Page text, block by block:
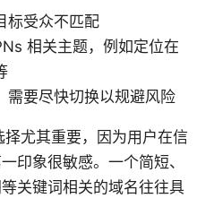
标受众不匹配
相关主题，例如定位在
需要尽快切换以规避风险
尤其重要，因为用户在信
印象很敏感。一个简短、
关键词相关的域名往往具